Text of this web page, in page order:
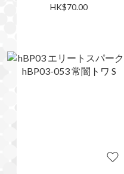
HK$70.00